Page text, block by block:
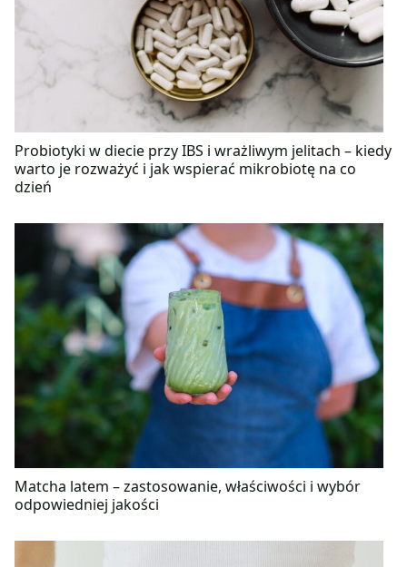
Probiotyki w diecie przy IBS i wrażliwym jelitach – kiedy
warto je rozważyć i jak wspierać mikrobiotę na co
dzień
Matcha latem – zastosowanie, właściwości i wybór
odpowiedniej jakości